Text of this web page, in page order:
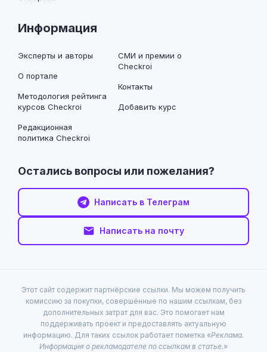
Информация
Эксперты и авторы
О портале
Методология рейтинга
курсов Checkroi
Редакционная
политика Checkroi
СМИ и премии о
Checkroi
Контакты
Добавить курс
Остались вопросы или пожелания?
Написать в Телеграм
Написать на почту
Этот сайт содержит партнёрские ссылки. Мы можем получить
комиссию за покупки, совершённые по нашим ссылкам, без
дополнительных затрат для вас. Это помогает нам
поддерживать проект и предоставлять актуальную
информацию. Для таких ссылок работает пометка «Реклама.
Информация о рекламодателе по ссылкам в статье.»